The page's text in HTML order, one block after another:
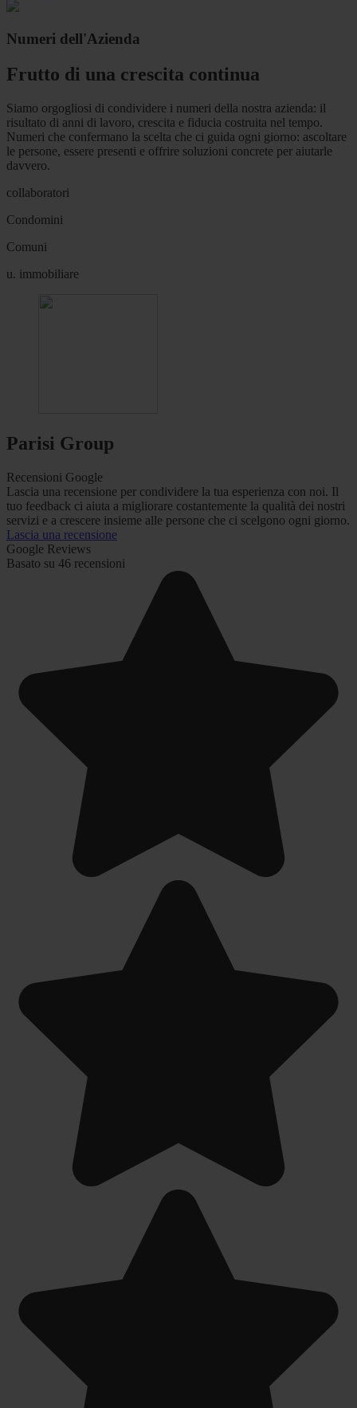
Numeri dell'Azienda
Frutto di una crescita continua
Siamo orgogliosi di condividere i numeri della nostra azienda: il
risultato di anni di lavoro, crescita e fiducia costruita nel tempo.
Numeri che confermano la scelta che ci guida ogni giorno: ascoltare
le persone, essere presenti e offrire soluzioni concrete per aiutarle
davvero.
collaboratori
Condomini
Comuni
u. immobiliare
Parisi Group
Recensioni Google
Lascia una recensione per condividere la tua esperienza con noi. Il
tuo feedback ci aiuta a migliorare costantemente la qualità dei nostri
servizi e a crescere insieme alle persone che ci scelgono ogni giorno.
Lascia una recensione
Google Reviews
Basato su 46 recensioni